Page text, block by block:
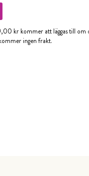
kr kommer att läggas till om
ingen frakt.